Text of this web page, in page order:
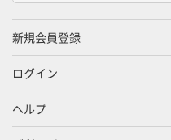
新規会員登録
ログイン
ヘルプ